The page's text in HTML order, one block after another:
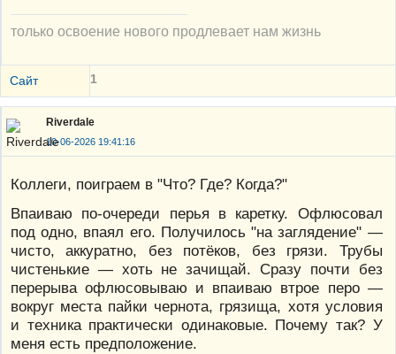
только освоение нового продлевает нам жизнь
Сайт 1
Riverdale
10-06-2026 19:41:16
Коллеги, поиграем в "Что? Где? Когда?"
Впаиваю по-очереди перья в каретку. Офлюсовал
под одно, впаял его. Получилось "на заглядение" —
чисто, аккуратно, без потёков, без грязи. Трубы
чистенькие — хоть не зачищай. Сразу почти без
перерыва офлюсовываю и впаиваю втрое перо —
вокруг места пайки чернота, грязища, хотя условия
и техника практически одинаковые. Почему так? У
меня есть предположение.